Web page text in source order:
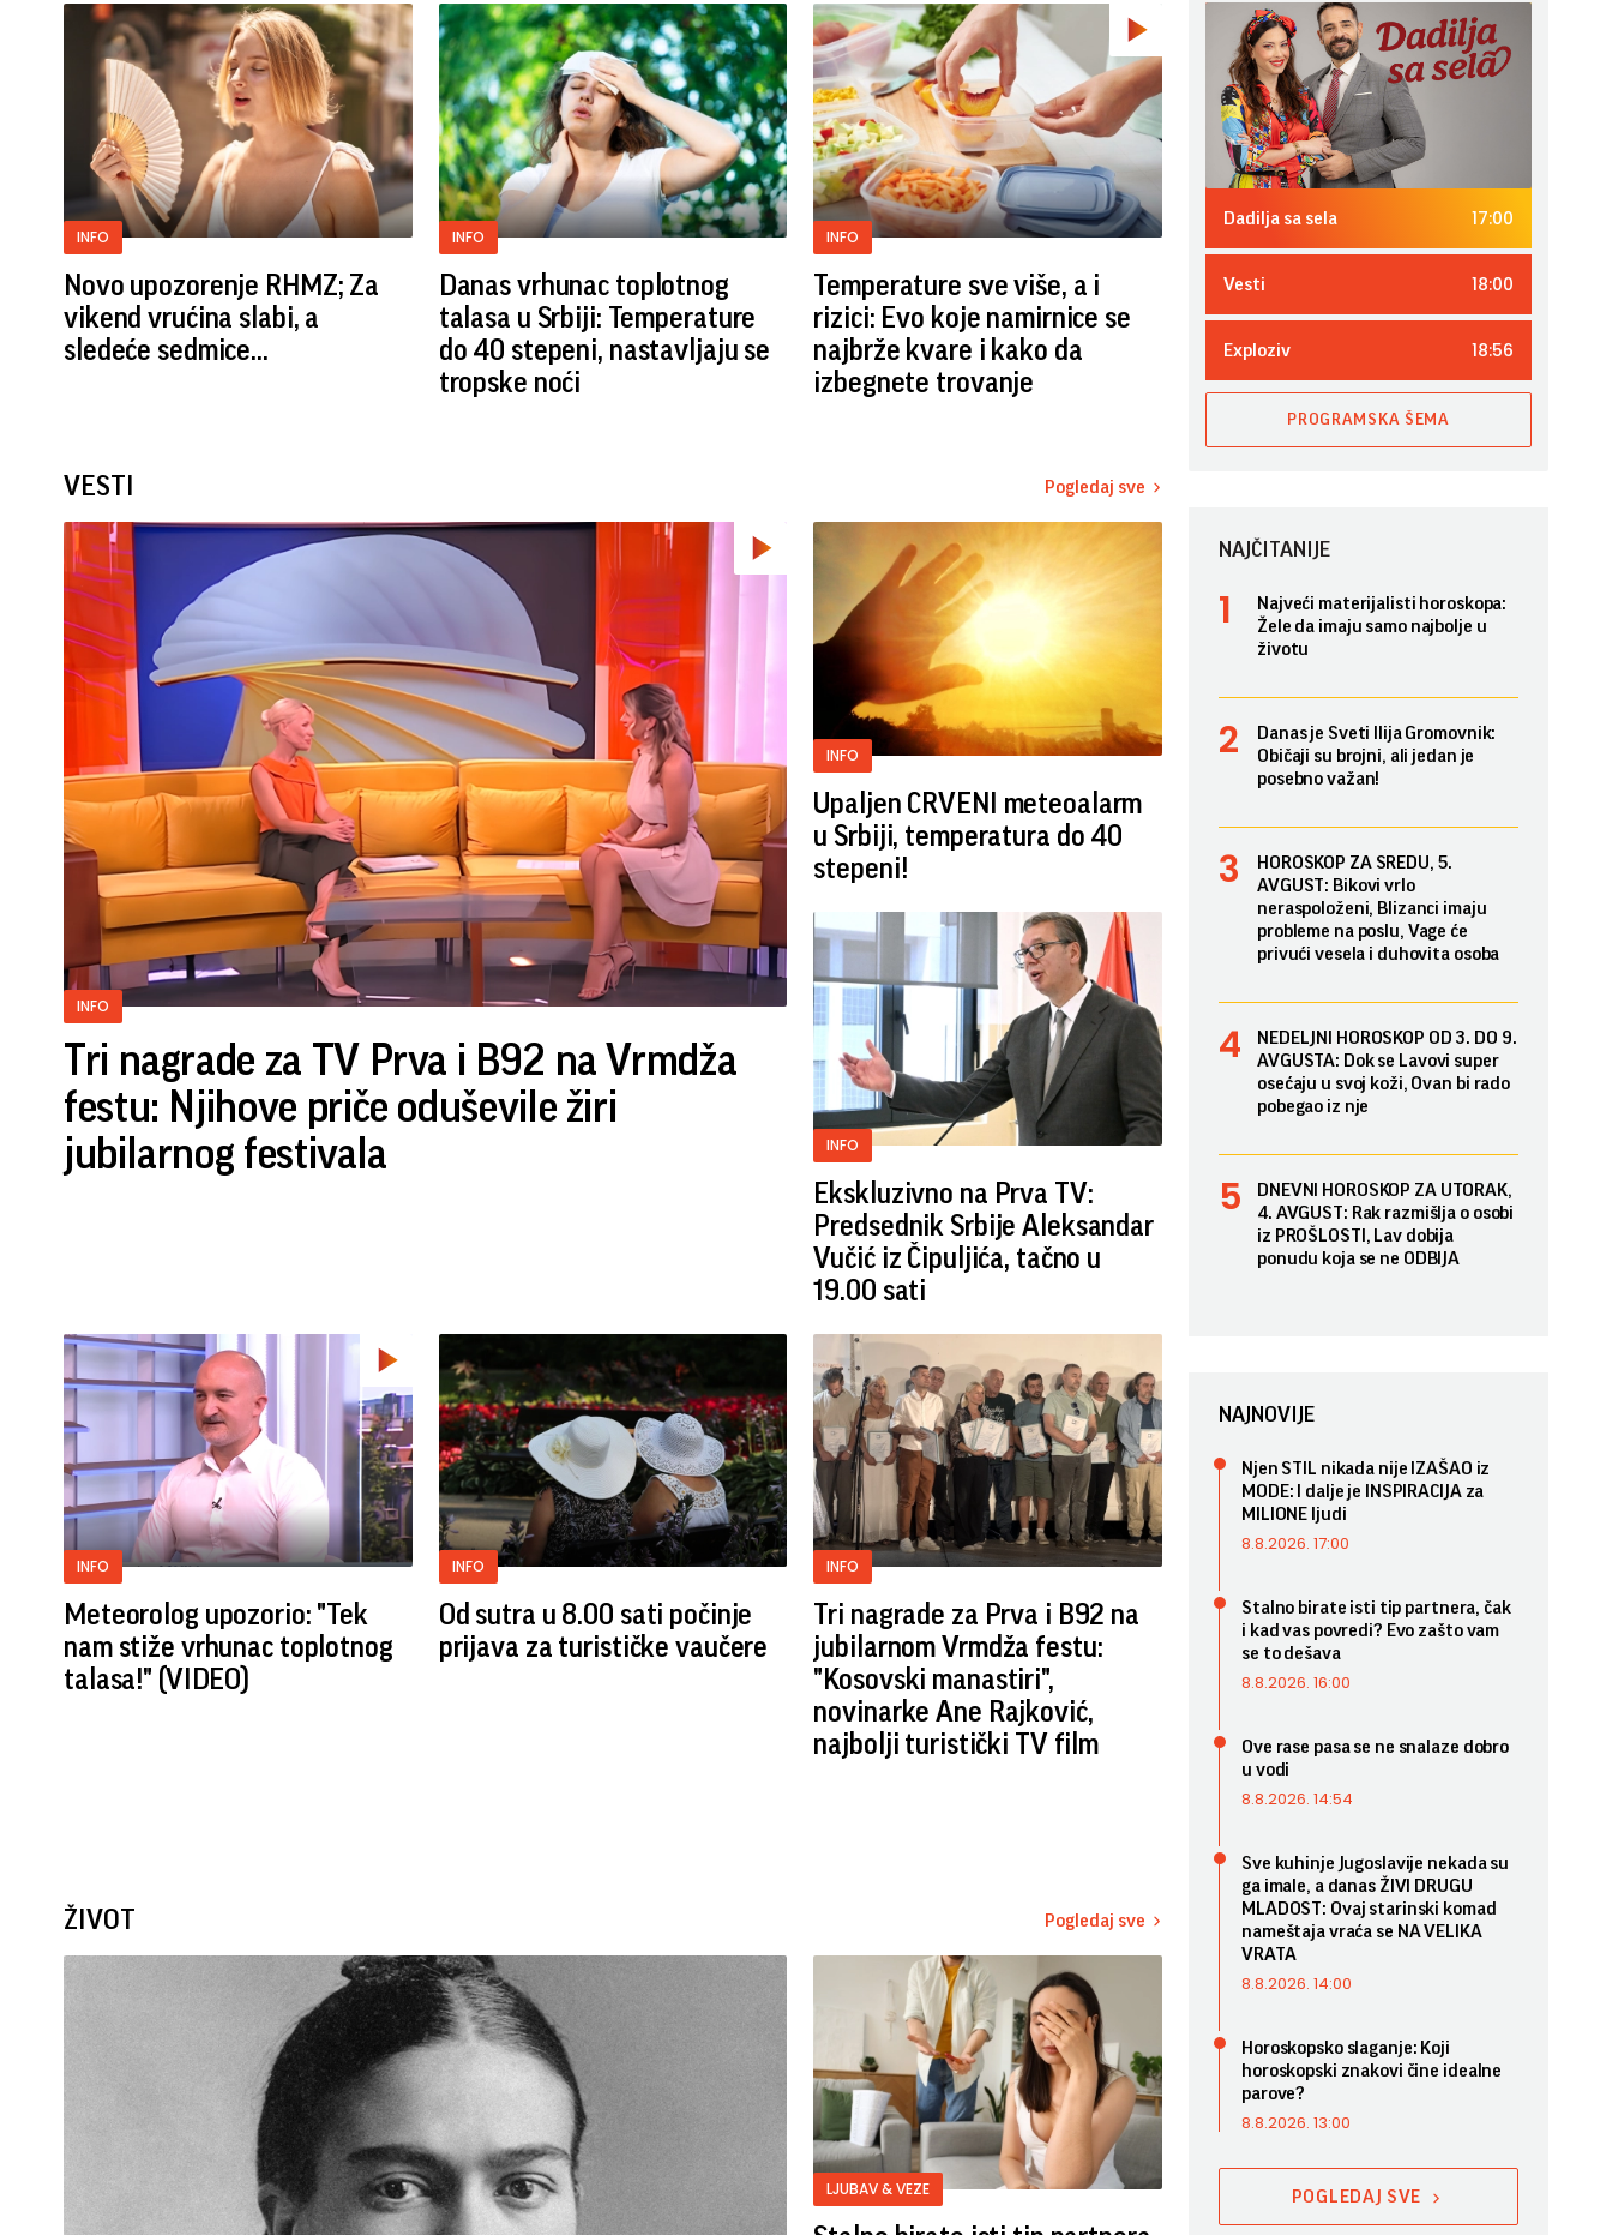
INFO
Novo upozorenje RHMZ; Za
vikend vrućina slabi, a
sledeće sedmice...
INFO
Danas vrhunac toplotnog
talasa u Srbiji: Temperature
do 40 stepeni, nastavljaju se
tropske noći
INFO
Temperature sve više, a i
rizici: Evo koje namirnice se
najbrže kvare i kako da
izbegnete trovanje
VESTI Pogledaj sve
INFO
Tri nagrade za TV Prva i B92 na Vrmdža
festu: Njihove priče oduševile žiri
jubilarnog festivala
INFO
Upaljen CRVENI meteoalarm
u Srbiji, temperatura do 40
stepeni!
INFO
Ekskluzivno na Prva TV:
Predsednik Srbije Aleksandar
Vučić iz Čipuljića, tačno u
19.00 sati
INFO
Meteorolog upozorio: "Tek
nam stiže vrhunac toplotnog
talasa!" (VIDEO)
INFO
Od sutra u 8.00 sati počinje
prijava za turističke vaučere
INFO
Tri nagrade za Prva i B92 na
jubilarnom Vrmdža festu:
"Kosovski manastiri",
novinarke Ane Rajković,
najbolji turistički TV film
ŽIVOT Pogledaj sve
LJUBAV & VEZE
Dadilja sa sela 17:00
Vesti 18:00
Exploziv 18:56
PROGRAMSKA ŠEMA
NAJČITANIJE
Najveći materijalisti horoskopa:
Žele da imaju samo najbolje u
životu
Danas je Sveti Ilija Gromovnik:
Običaji su brojni, ali jedan je
posebno važan!
HOROSKOP ZA SREDU, 5.
AVGUST: Bikovi vrlo
neraspoloženi, Blizanci imaju
probleme na poslu, Vage će
privući vesela i duhovita osoba
NEDELJNI HOROSKOP OD 3. DO 9.
AVGUSTA: Dok se Lavovi super
osećaju u svoj koži, Ovan bi rado
pobegao iz nje
DNEVNI HOROSKOP ZA UTORAK,
4. AVGUST: Rak razmišlja o osobi
iz PROŠLOSTI, Lav dobija
ponudu koja se ne ODBIJA
NAJNOVIJE
Njen STIL nikada nije IZAŠAO iz
MODE: I dalje je INSPIRACIJA za
MILIONE ljudi
8.8.2026. 17:00
Stalno birate isti tip partnera, čak
i kad vas povredi? Evo zašto vam
se to dešava
8.8.2026. 16:00
Ove rase pasa se ne snalaze dobro
u vodi
8.8.2026. 14:54
Sve kuhinje Jugoslavije nekada su
ga imale, a danas ŽIVI DRUGU
MLADOST: Ovaj starinski komad
nameštaja vraća se NA VELIKA
VRATA
8.8.2026. 14:00
Horoskopsko slaganje: Koji
horoskopski znakovi čine idealne
parove?
8.8.2026. 13:00
POGLEDAJ SVE